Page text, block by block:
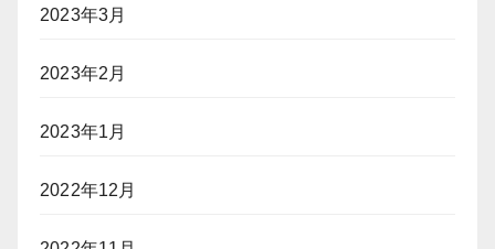
2023年3月
2023年2月
2023年1月
2022年12月